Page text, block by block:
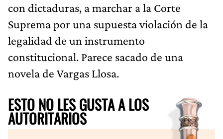
con dictaduras, a marchar a la Corte
Suprema por una supuesta violación de la
legalidad de un instrumento
constitucional. Parece sacado de una
novela de Vargas Llosa.
ESTO NO LES GUSTA A LOS
AUTORITARIOS